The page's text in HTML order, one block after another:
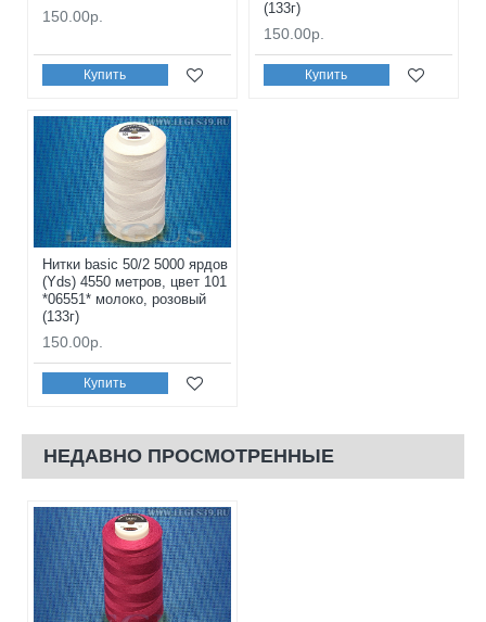
150.00р.
Купить
(133г)
150.00р.
Купить
Нитки basic 50/2 5000 ярдов
(Yds) 4550 метров, цвет 101
*06551* молоко, розовый
(133г)
150.00р.
Купить
НЕДАВНО ПРОСМОТРЕННЫЕ